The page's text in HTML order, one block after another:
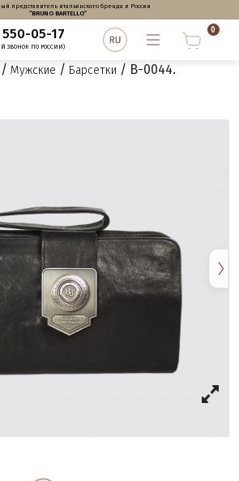
представитель итальянского бренда в России
“BRUNO BARTELLO”
05-17
ЗВОНОК ПО РОССИИ)
0
/ Мужские / Барсетки / B-0044.